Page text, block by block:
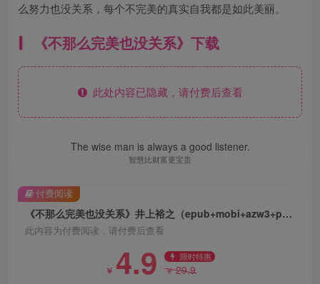
么努力也没关系，每个不完美的真实自我都是如此美丽。
《不那么完美也没关系》下载
此处内容已隐藏，请付费后查看
The wise man is always a good listener.
智慧比财富更宝贵
《不那么完美也没关系》井上裕之（epub+mobi+azw3+pdf）
此内容为付费阅读，请付费后查看
￥ 4.9 限时特惠
￥29.9
付费阅读